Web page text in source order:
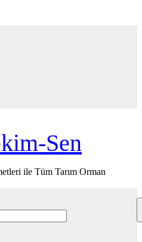
Sen
ile Tüm Tarım Orman